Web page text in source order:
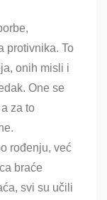
protivnika. To
onih misli i
One se
za to
rođenju, već
braće
svi su učili